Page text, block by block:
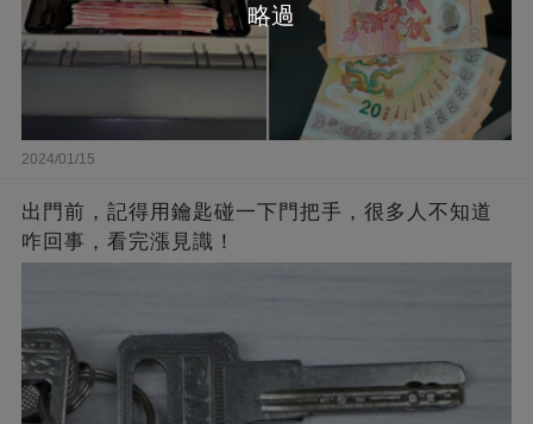
2024/01/15
出門前，記得用鑰匙碰一下門把手，很多人不知道
咋回事，看完漲見識！
略過